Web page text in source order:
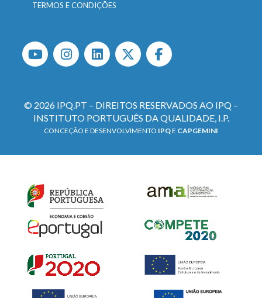
TERMOS E CONDIÇÕES
© 2026 IPQ.PT – DIREITOS RESERVADOS AO IPQ –
INSTITUTO PORTUGUÊS DA QUALIDADE, I.P.
CONCEÇÃO E DESENVOLVIMENTO IPQE CAPGEMINI